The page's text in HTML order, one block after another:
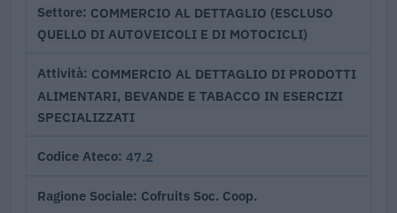
Settore COMMERCIO AL DETTAGLIO (ESCLUSO
QUELLO DI AUTOVEICOLI E DI MOTOCICLI)
Attività COMMERCIO AL DETTAGLIO DI PRODOTTI
ALIMENTARI, BEVANDE E TABACCO IN ESERCIZI
SPECIALIZZATI
Codice Ateco 47.2
Ragione Sociale Cofruits Soc. Coop.